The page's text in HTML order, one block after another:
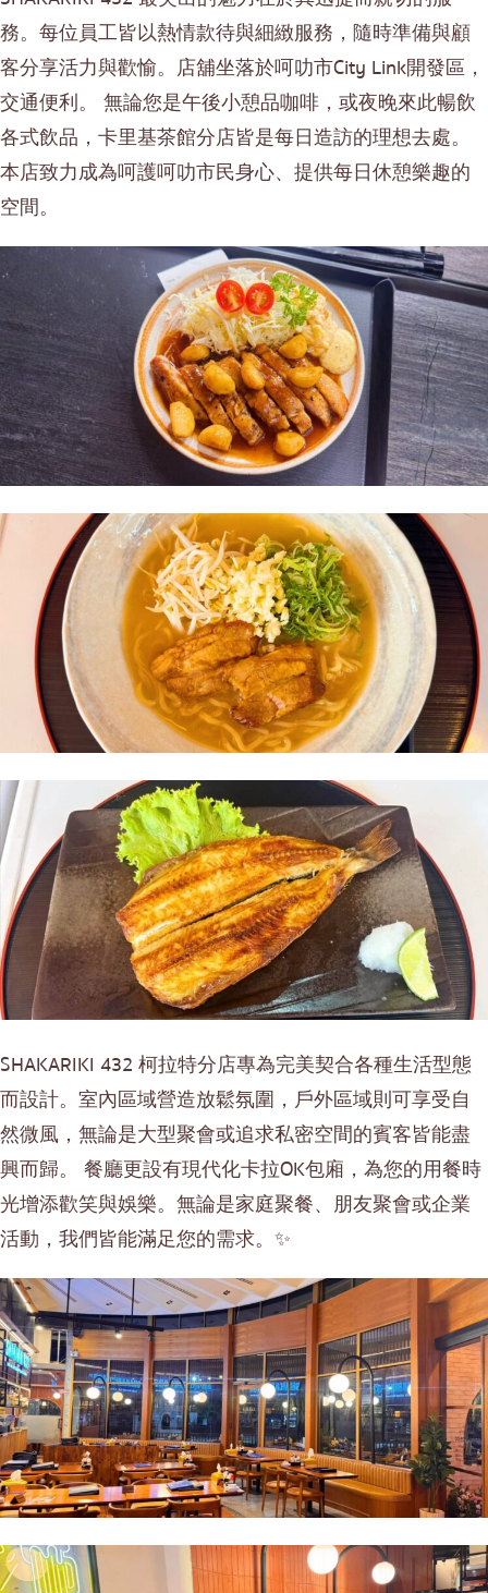
務。每位員工皆以熱情款待與細緻服務，隨時準備與顧
客分享活力與歡愉。店舖坐落於呵叻市City Link開發區，
交通便利。 無論您是午後小憩品咖啡，或夜晚來此暢飲
各式飲品，卡里基茶館分店皆是每日造訪的理想去處。
本店致力成為呵護呵叻市民身心、提供每日休憩樂趣的
空間。
SHAKARIKI 432 柯拉特分店專為完美契合各種生活型態
而設計。室內區域營造放鬆氛圍，戶外區域則可享受自
然微風，無論是大型聚會或追求私密空間的賓客皆能盡
興而歸。 餐廳更設有現代化卡拉OK包廂，為您的用餐時
光增添歡笑與娛樂。無論是家庭聚餐、朋友聚會或企業
活動，我們皆能滿足您的需求。✨